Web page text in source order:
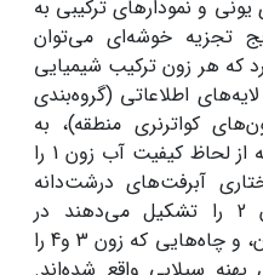
و نمودارهای ترکیبی به
تجزیه خوشه‌ای می‌توان
که هر زون ترکیب شیمیایی
اطلاعاتی (گروه‌‌بندی
کواترنری منطقه)، به
لحاظ زمین‌شناسی، چاه‌هایی که از لحاظ کیفیت آب زون 1 را
آبرفت‌های درشت‌دانه
کوهپایه‌ای، چاه‌هایی که زون 2 را تشکیل می‌دهند در
ساختارهای بادبزنی آبرفتی جوان، و چاه‌هایی که زون 3 و4 را